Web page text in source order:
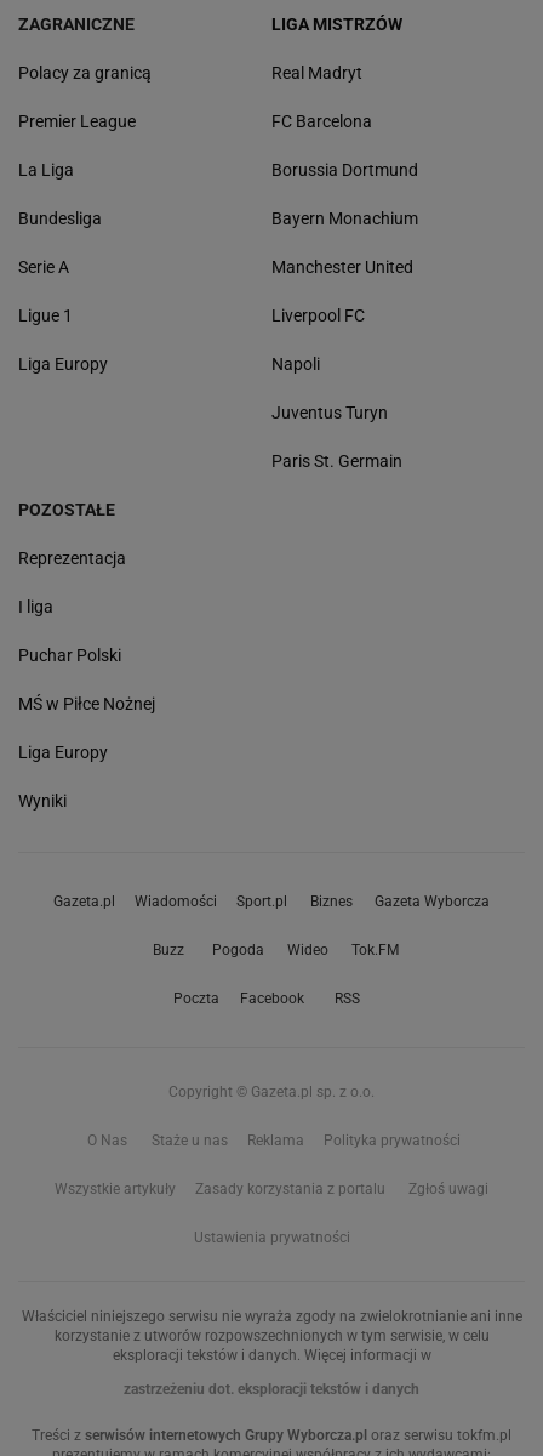
ZAGRANICZNE
Polacy za granicą
Premier League
La Liga
Bundesliga
Serie A
Ligue 1
Liga Europy
LIGA MISTRZÓW
Real Madryt
FC Barcelona
Borussia Dortmund
Bayern Monachium
Manchester United
Liverpool FC
Napoli
Juventus Turyn
Paris St. Germain
POZOSTAŁE
Reprezentacja
I liga
Puchar Polski
MŚ w Piłce Nożnej
Liga Europy
Wyniki
Gazeta.pl Wiadomości Sport.pl Biznes Gazeta Wyborcza
Buzz Pogoda Wideo Tok.FM
Poczta Facebook RSS
Copyright © Gazeta.pl sp. z o.o.
O Nas Staże u nas Reklama Polityka prywatności
Wszystkie artykuły Zasady korzystania z portalu Zgłoś uwagi
Ustawienia prywatności
Właściciel niniejszego serwisu nie wyraża zgody na zwielokrotnianie ani inne
korzystanie z utworów rozpowszechnionych w tym serwisie, w celu
eksploracji tekstów i danych. Więcej informacji w
zastrzeżeniu dot. eksploracji tekstów i danych
Treści z serwisów internetowych Grupy Wyborcza.pl oraz serwisu tokfm.pl